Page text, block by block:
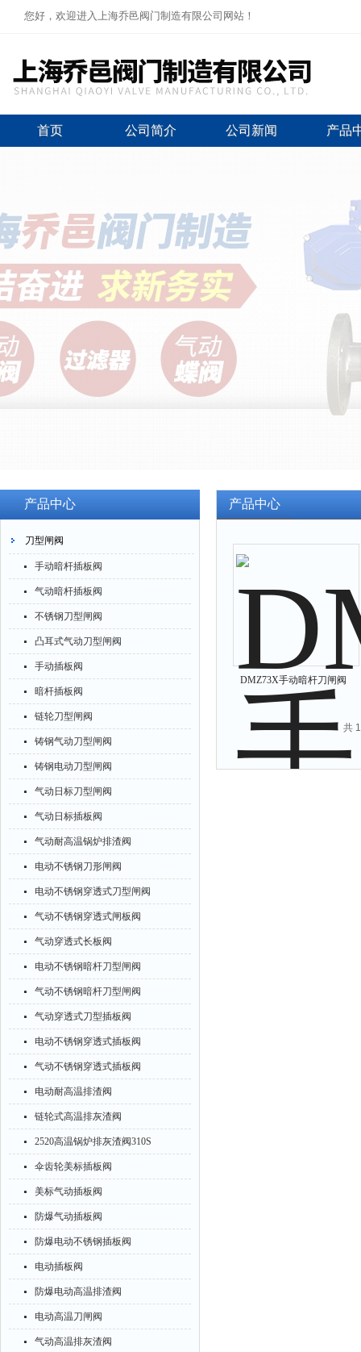
您好，欢迎进入上海乔邑阀门制造有限公司网站！
首页 公司简介 公司新闻 产品
产品中心
刀型闸阀
手动暗杆插板阀
气动暗杆插板阀
不锈钢刀型闸阀
凸耳式气动刀型闸阀
手动插板阀
暗杆插板阀
链轮刀型闸阀
铸钢气动刀型闸阀
铸钢电动刀型闸阀
气动日标刀型闸阀
气动日标插板阀
气动耐高温锅炉排渣阀
电动不锈钢刀形闸阀
电动不锈钢穿透式刀型闸阀
气动不锈钢穿透式闸板阀
气动穿透式长板阀
电动不锈钢暗杆刀型闸阀
气动不锈钢暗杆刀型闸阀
气动穿透式刀型插板阀
电动不锈钢穿透式插板阀
气动不锈钢穿透式插板阀
电动耐高温排渣阀
链轮式高温排灰渣阀
2520高温锅炉排灰渣阀310S
伞齿轮美标插板阀
美标气动插板阀
防爆气动插板阀
防爆电动不锈钢插板阀
电动插板阀
防爆电动高温排渣阀
电动高温刀闸阀
气动高温排灰渣阀
产品中心
DMZ73X手动暗杆刀闸阀
共